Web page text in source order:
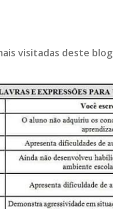
visitadas deste blog